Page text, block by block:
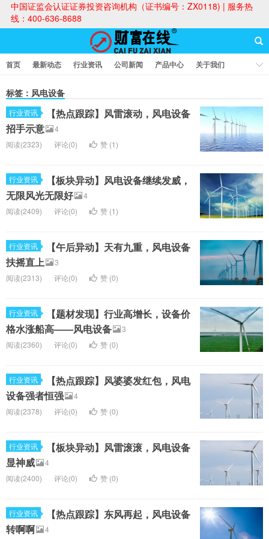
中国证监会认证证券投资咨询机构（证书编号：ZX0118) | 服务热
线：400-636-8688
首页 最新动态 行业资讯 公司新闻 产品中心
关于我们
标签：风电设备
行业资讯
【热点跟踪】风雷滚动，风电设备
招手示意
4
阅读(2323)
评论(0) 赞 (1)
行业资讯
【板块异动】风电设备继续发威，
无限风光无限好
4
阅读(2409)
评论(0) 赞 (1)
行业资讯
【午后异动】天有九重，风电设备
扶摇直上
3
阅读(2313)
评论(0) 赞 (0)
行业资讯
【题材发现】行业高增长，设备价
格水涨船高——风电设备
3
阅读(2360)
评论(0) 赞 (0)
行业资讯
【热点跟踪】风婆婆发红包，风电
设备强者恒强
4
阅读(2378)
评论(0) 赞 (0)
行业资讯
【板块异动】风雷滚滚，风电设备
显神威
4
阅读(2400)
评论(0) 赞 (0)
行业资讯
【热点跟踪】东风再起，风电设备
转啊啊
4